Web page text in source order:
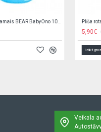
Zeķubikses baltas RAB-0002 (80-122 cm)
Veikala